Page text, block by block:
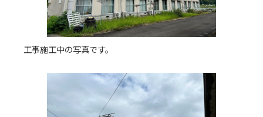
工事施工中の写真です。